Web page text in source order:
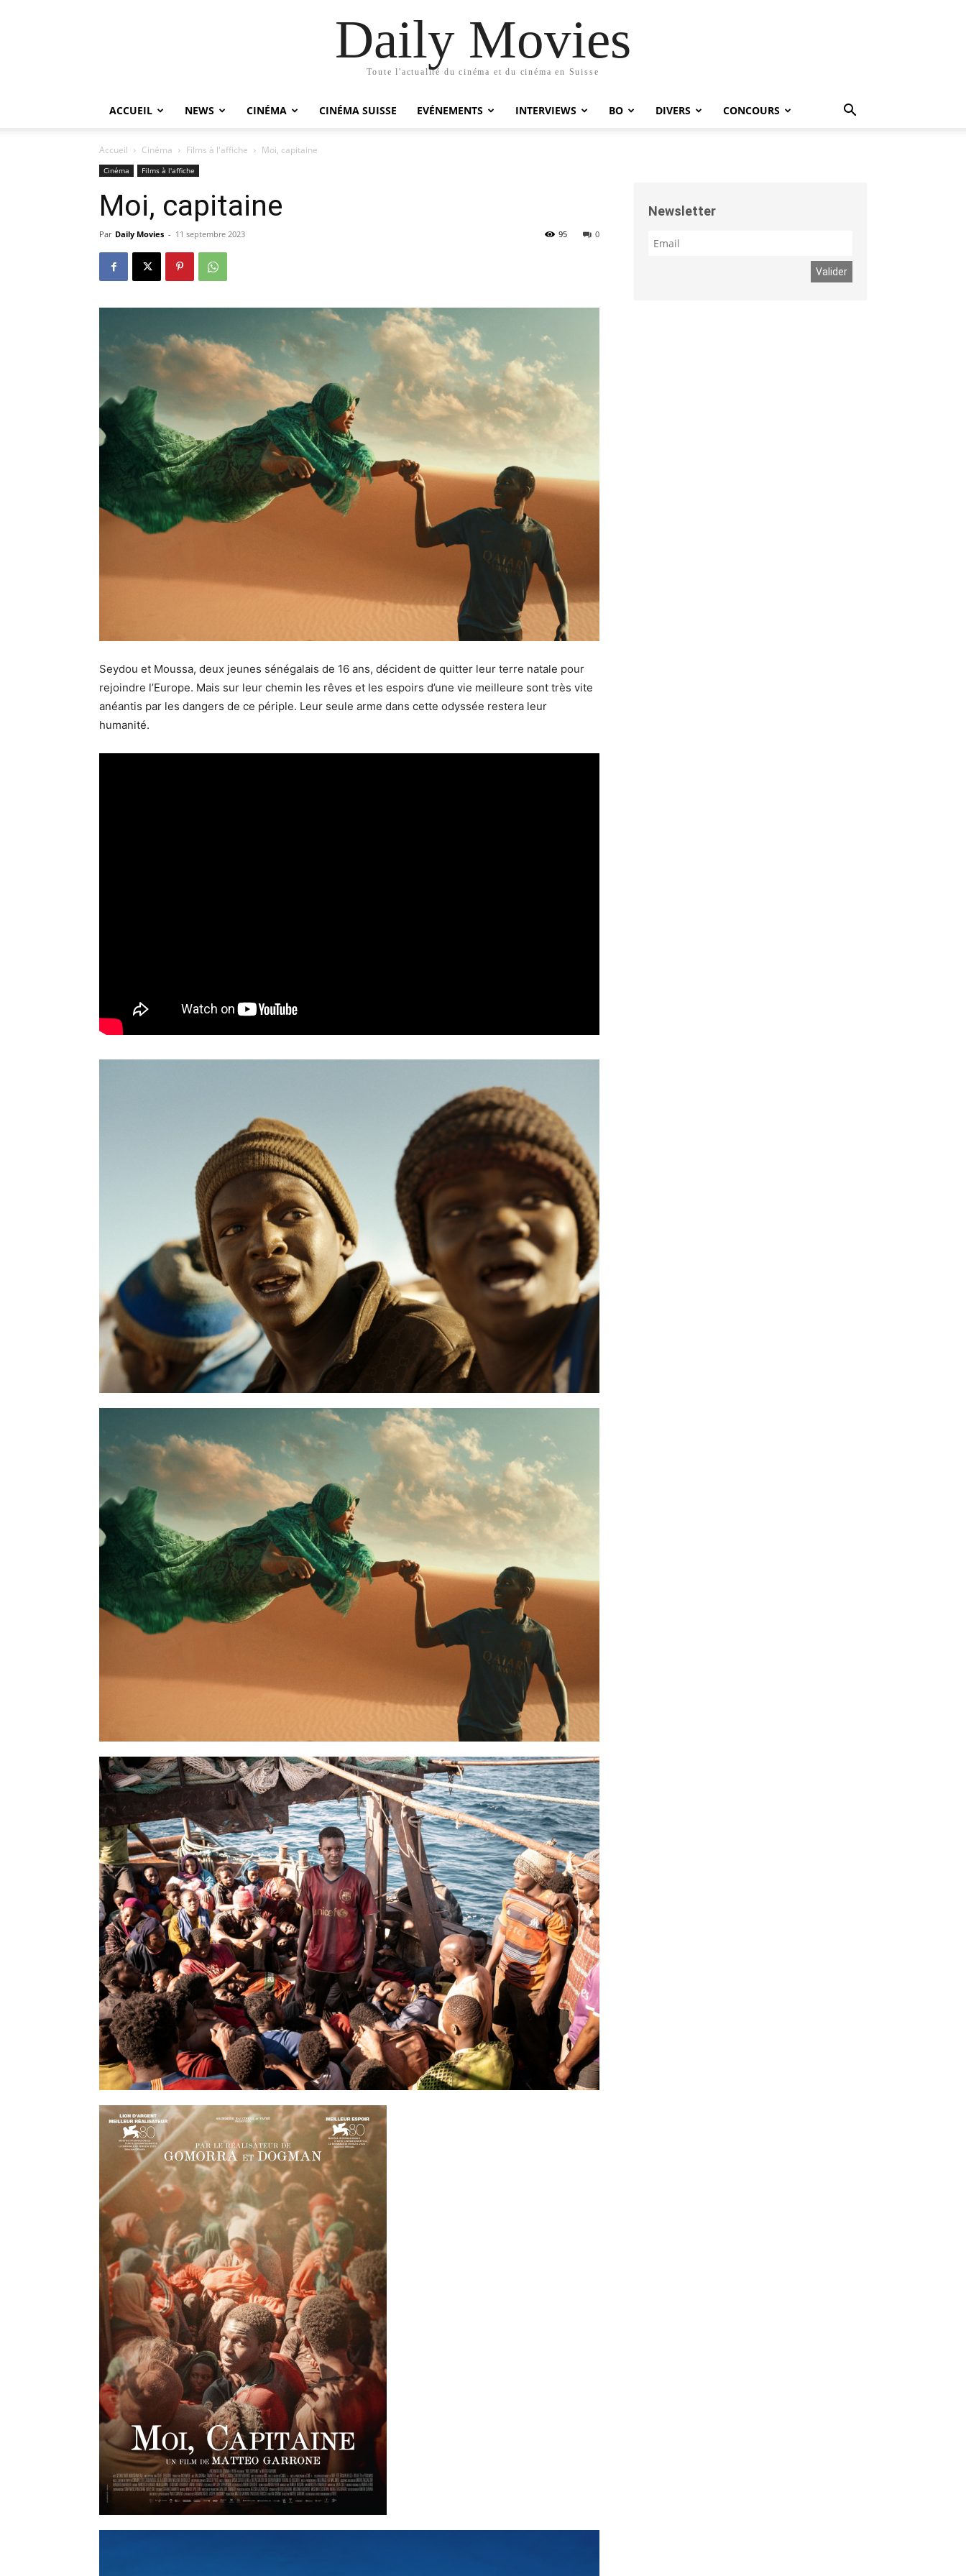
Daily Movies
Toute l'actualité du cinéma et du cinéma en Suisse
ACCUEIL NEWS CINÉMA CINÉMA SUISSE EVÉNEMENTS INTERVIEWS BO DIVERS CONCOURS
Accueil Cinéma Films à l'affiche Moi, capitaine
Cinéma Films à l'affiche
Moi, capitaine
Par Daily Movies - 11 septembre 2023 0
95
Seydou et Moussa, deux jeunes sénégalais de 16 ans, décident de quitter leur terre natale pour
rejoindre l’Europe. Mais sur leur chemin les rêves et les espoirs d’une vie meilleure sont très vite
anéantis par les dangers de ce périple. Leur seule arme dans cette odyssée restera leur
humanité.
Newsletter